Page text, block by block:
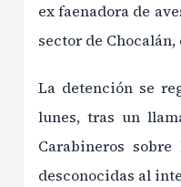
ex faenadora de
sector de
La detención se
lunes, tras un
Carabineros
desconocidas al